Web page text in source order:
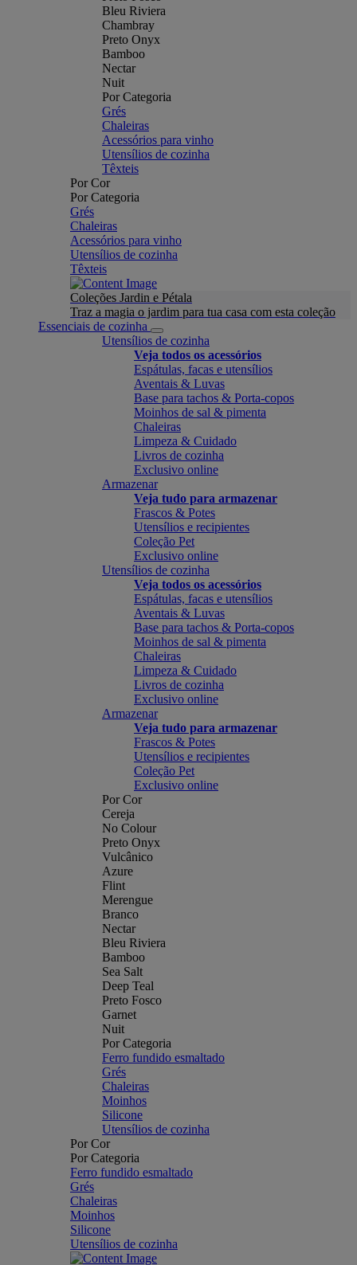
Bleu Riviera
Chambray
Preto Onyx
Bamboo
Nectar
Nuit
Por Categoria
Grés
Chaleiras
Acessórios para vinho
Utensílios de cozinha
Têxteis
Por Cor
Por Categoria
Grés
Chaleiras
Acessórios para vinho
Utensílios de cozinha
Têxteis
Coleções Jardin e Pétala
Traz a magia o jardim para tua casa com esta coleção
Essenciais de cozinha
Utensílios de cozinha
Veja todos os acessórios
Espátulas, facas e utensílios
Aventais & Luvas
Base para tachos & Porta-copos
Moinhos de sal & pimenta
Chaleiras
Limpeza & Cuidado
Livros de cozinha
Exclusivo online
Armazenar
Veja tudo para armazenar
Frascos & Potes
Utensílios e recipientes
Coleção Pet
Exclusivo online
Utensílios de cozinha
Veja todos os acessórios
Espátulas, facas e utensílios
Aventais & Luvas
Base para tachos & Porta-copos
Moinhos de sal & pimenta
Chaleiras
Limpeza & Cuidado
Livros de cozinha
Exclusivo online
Armazenar
Veja tudo para armazenar
Frascos & Potes
Utensílios e recipientes
Coleção Pet
Exclusivo online
Por Cor
Cereja
No Colour
Preto Onyx
Vulcânico
Azure
Flint
Merengue
Branco
Nectar
Bleu Riviera
Bamboo
Sea Salt
Deep Teal
Preto Fosco
Garnet
Nuit
Por Categoria
Ferro fundido esmaltado
Grés
Chaleiras
Moinhos
Silicone
Utensílios de cozinha
Por Cor
Por Categoria
Ferro fundido esmaltado
Grés
Chaleiras
Moinhos
Silicone
Utensílios de cozinha